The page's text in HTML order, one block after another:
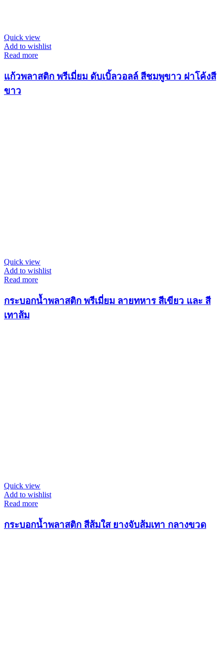
Quick view
Add to wishlist
Read more
แก้วพลาสติก พรีเมี่ยม ดับเบิ้ลวอลล์ สีชมพูขาว ฝาโค้งสี
ขาว
Quick view
Add to wishlist
Read more
กระบอกน้ำพลาสติก พรีเมี่ยม ลายทหาร สีเขียว และ สี
เทาส้ม
Quick view
Add to wishlist
Read more
กระบอกน้ำพลาสติก สีส้มใส ยางจับส้มเทา กลางขวด